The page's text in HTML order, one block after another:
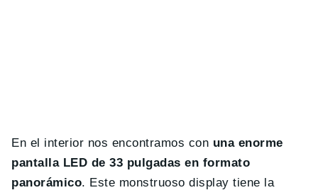
En el interior nos encontramos con una enorme
pantalla LED de 33 pulgadas en formato
panorámico. Este monstruoso display tiene la